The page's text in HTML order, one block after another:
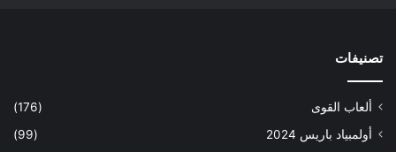
تصنيفات
ألعاب القوى
(176)
أولمبياد باريس 2024
(99)